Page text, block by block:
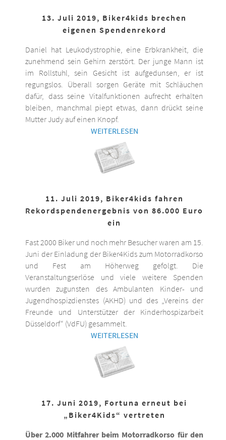
13. Juli 2019, Biker4kids brechen
eigenen Spendenrekord
Daniel hat Leukodystrophie, eine Erbkrankheit, die
zunehmend sein Gehirn zerstört. Der junge Mann ist
im Rollstuhl, sein Gesicht ist aufgedunsen, er ist
regungslos. Überall sorgen Geräte mit Schläuchen
dafür, dass seine Vitalfunktionen aufrecht erhalten
bleiben, manchmal piept etwas, dann drückt seine
Mutter Judy auf einen Knopf.
WEITERLESEN
11. Juli 2019, Biker4kids fahren
Rekordspendenergebnis von 86.000 Euro
ein
Fast 2000 Biker und noch mehr Besucher waren am 15.
Juni der Einladung der Biker4Kids zum Motorradkorso
und Fest am Höherweg gefolgt. Die
Veranstaltungserlöse und viele weitere Spenden
wurden zugunsten des Ambulanten Kinder- und
Jugendhospizdienstes (AKHD) und des „Vereins der
Freunde und Unterstützer der Kinderhospizarbeit
Düsseldorf“ (VdFU) gesammelt.
WEITERLESEN
17. Juni 2019, Fortuna erneut bei
„Biker4Kids“ vertreten
Über 2.000 Mitfahrer beim Motorradkorso für den